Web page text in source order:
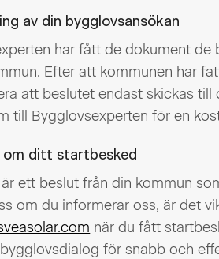
av din bygglovsansökan
har fått de dokument de
Efter att kommunen har
att beslutet endast skickas
till Bygglovsexperten för en
om ditt startbesked
ett beslut från din kommun
om du informerar oss, är det
när du fått
för snabb och